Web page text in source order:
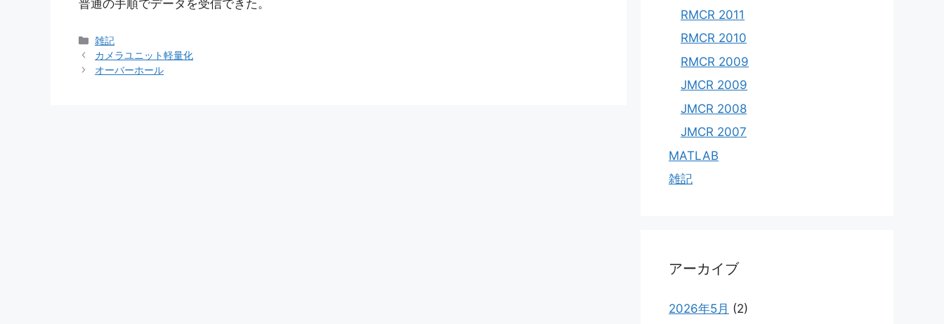
普通の手順でデータを受信できた。
カ
テ
ゴ
雑記
カメラユニット軽量化
オーバーホール
RMCR 2011
RMCR 2010
RMCR 2009
JMCR 2009
JMCR 2008
JMCR 2007
MATLAB
雑記
アーカイブ
2026年5月 (2)